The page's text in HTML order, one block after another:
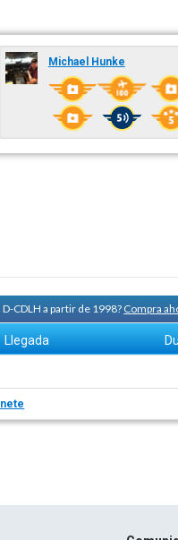
Michael Hunke
CDLH a partir de 1998?Compra
Llegada